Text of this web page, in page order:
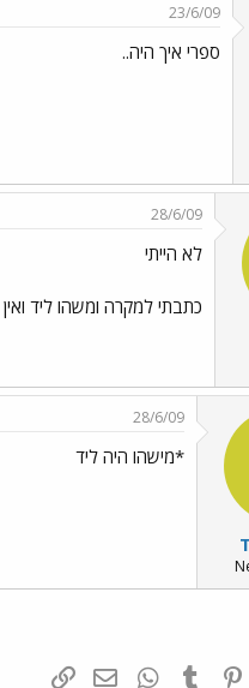
23/6/09
ספרי איך היה..
28/6/09
לא הייתי
כתבתי למקרה ומשהו ליד
28/6/09
*מישהו היה ליד
Reddit
Pinterest
Tumblr
WhatsAppדואר אלקטרוני